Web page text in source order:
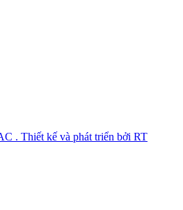
. Thiết kế và phát triển bởi RT